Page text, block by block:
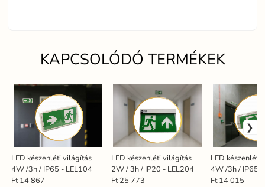
KAPCSOLÓDÓ TERMÉKEK
LED készenléti világítás
4W /3h / IP65 - LEL104
Ft 14 867
LED készenléti világítás
2W / 3h / IP20 - LEL204
Ft 25 773
LED készenléti
4W /3h / IP65
Ft 14 015